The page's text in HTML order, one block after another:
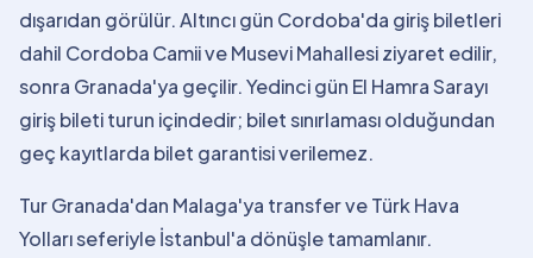
dışarıdan görülür. Altıncı gün Cordoba'da giriş biletleri
dahil Cordoba Camii ve Musevi Mahallesi ziyaret edilir,
sonra Granada'ya geçilir. Yedinci gün El Hamra Sarayı
giriş bileti turun içindedir; bilet sınırlaması olduğundan
geç kayıtlarda bilet garantisi verilemez.
Tur Granada'dan Malaga'ya transfer ve Türk Hava
Yolları seferiyle İstanbul'a dönüşle tamamlanır.